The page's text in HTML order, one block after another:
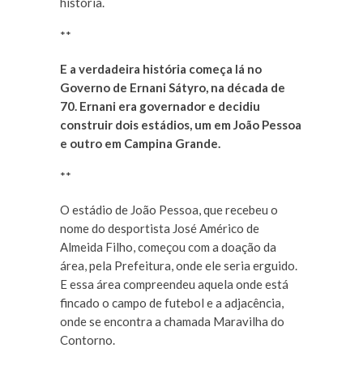
**
E a verdadeira história começa lá no
Governo de Ernani Sátyro, na década de
70. Ernani era governador e decidiu
construir dois estádios, um em João Pessoa
e outro em Campina Grande.
**
O estádio de João Pessoa, que recebeu o
nome do desportista José Américo de
Almeida Filho, começou com a doação da
área, pela Prefeitura, onde ele seria erguido.
E essa área compreendeu aquela onde está
fincado o campo de futebol e a adjacência,
onde se encontra a chamada Maravilha do
Contorno.